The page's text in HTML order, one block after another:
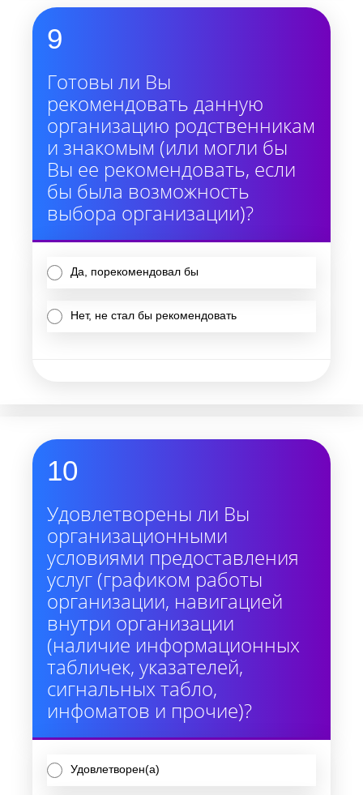
9
Готовы ли Вы
рекомендовать данную
организацию родственникам
и знакомым (или могли бы
Вы ее рекомендовать, если
бы была возможность
выбора организации)?
Да, порекомендовал бы
Нет, не стал бы рекомендовать
10
Удовлетворены ли Вы
организационными
условиями предоставления
услуг (графиком работы
организации, навигацией
внутри организации
(наличие информационных
табличек, указателей,
сигнальных табло,
инфоматов и прочие)?
Удовлетворен(а)